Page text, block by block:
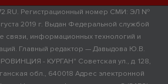
Регистрационный номер СМИ: ЭЛ №
2019 г. Выдан Федеральной службой
связи, информационных технологий и
Главный редактор — Давыдова Ю.В.
- КУРГАН" Советская ул., д. 128,
обл., 640018 Адрес электронной